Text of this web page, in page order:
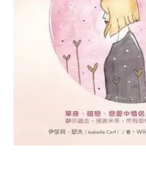
Заправка кондиционеров
Монтаж и установка
Монтаж промышленных и
Монтаж систем ВРВ